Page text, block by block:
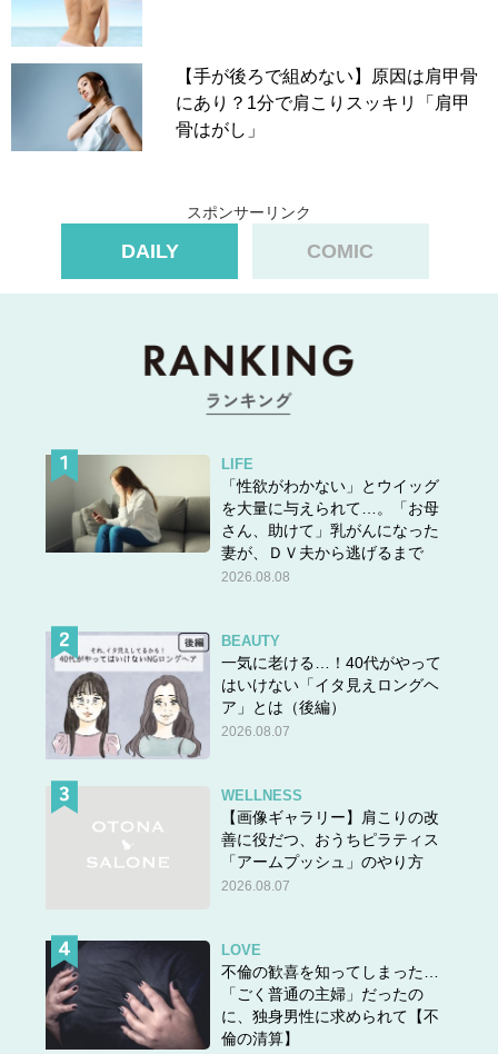
【手が後ろで組めない】原因は肩甲骨
にあり？1分で肩こりスッキリ「肩甲
骨はがし」
スポンサーリンク
DAILY COMIC
LIFE
「性欲がわかない」とウイッグ
を大量に与えられて…。「お母
さん、助けて」乳がんになった
妻が、ＤＶ夫から逃げるまで
2026.08.08
BEAUTY
一気に老ける…！40代がやって
はいけない「イタ見えロングヘ
ア」とは（後編）
2026.08.07
WELLNESS
【画像ギャラリー】肩こりの改
善に役だつ、おうちピラティス
「アームプッシュ」のやり方
2026.08.07
LOVE
不倫の歓喜を知ってしまった…
「ごく普通の主婦」だったの
に、独身男性に求められて【不
倫の清算】